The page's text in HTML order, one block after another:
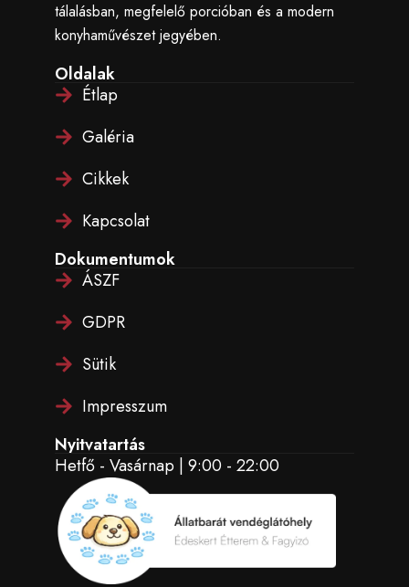
tálalásban, megfelelő porcióban és a modern
konyhaművészet jegyében.
Oldalak
Étlap
Galéria
Cikkek
Kapcsolat
Dokumentumok
ÁSZF
GDPR
Sütik
Impresszum
Nyitvatartás
Hetfő - Vasárnap | 9:00 - 22:00